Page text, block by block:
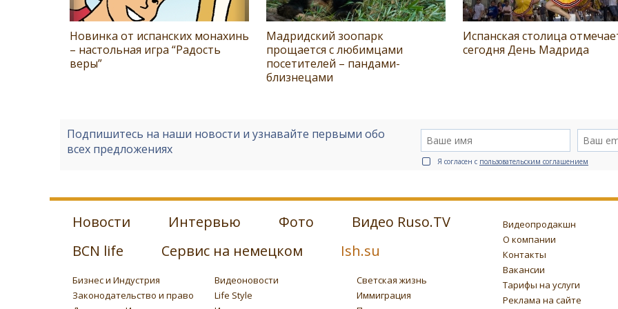
Новинка от испанских монахинь
– настольная игра “Радость
веры”
Мадридский зоопарк
прощается с любимцами
посетителей – пандами-
близнецами
Испанская столица
сегодня День Мадрида
Подпишитесь на наши новости и узнавайте первыми обо
всех предложениях
Я согласен с пользовательским соглашением
Новости Интервью Фото
Видео Ruso.TV
BCN life
Сервис на немецком Ish.su
Бизнес и Индустрия Видеоновости
Светская жизнь
Законодательство и право
Life Style
Иммиграция
Видеопродакшн
О компании
Контакты
Вакансии
Тарифы на услуги
Реклама на сайте